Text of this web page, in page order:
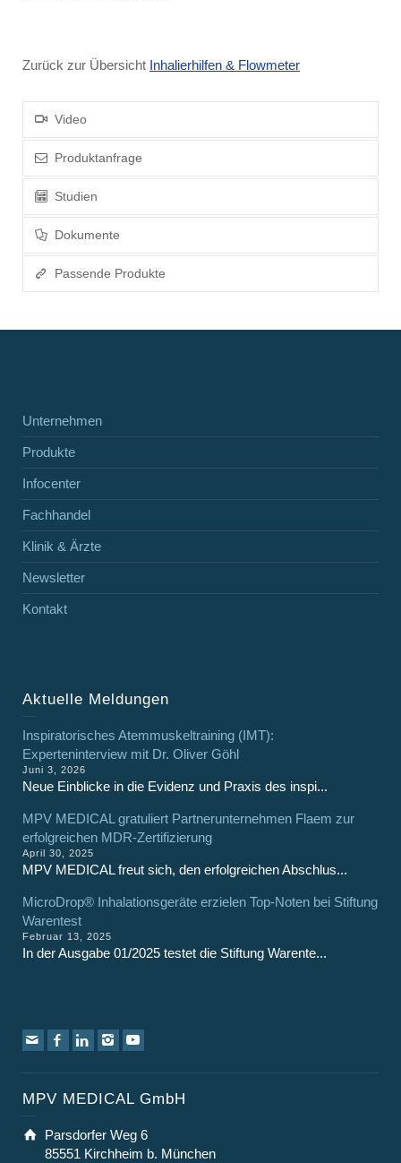
Zurück zur Übersicht Inhalierhilfen & Flowmeter
Video
Produktanfrage
Studien
Dokumente
Passende Produkte
Unternehmen
Produkte
Infocenter
Fachhandel
Klinik & Ärzte
Newsletter
Kontakt
Aktuelle Meldungen
Inspiratorisches Atemmuskeltraining (IMT):
Experteninterview mit Dr. Oliver Göhl
Juni 3, 2026
Neue Einblicke in die Evidenz und Praxis des inspi...
MPV MEDICAL gratuliert Partnerunternehmen Flaem zur
erfolgreichen MDR-Zertifizierung
April 30, 2025
MPV MEDICAL freut sich, den erfolgreichen Abschlus...
MicroDrop® Inhalationsgeräte erzielen Top-Noten bei Stiftung
Warentest
Februar 13, 2025
In der Ausgabe 01/2025 testet die Stiftung Warente...
MPV MEDICAL GmbH
Parsdorfer Weg 6
85551 Kirchheim b. München